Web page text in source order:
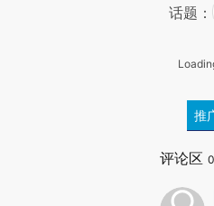
话题：
推
评论区 0